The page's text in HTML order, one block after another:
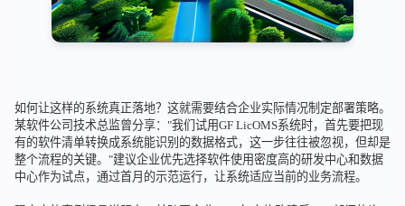
如何让这样的系统真正落地？这就需要结合企业实际情况制定部署策略。
某软件公司技术总监曾分享："我们试用GF LicOMS系统时，首先要把现
有的软件清单转换成系统能识别的数据格式，这一步往往被忽视，但却是
整个流程的关键。"建议企业优先选择软件使用密度高的研发中心和数据
中心作为试点，通过首月的示范运行，让系统适应当前的业务流程。